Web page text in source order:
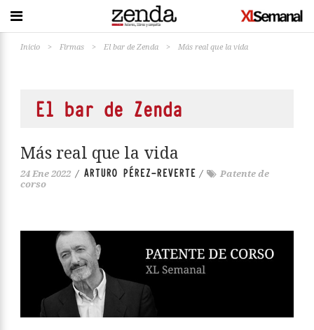
Inicio > Firmas > El bar de Zenda > Más real que la vida
El bar de Zenda
Más real que la vida
24 Ene 2022 / ARTURO PÉREZ-REVERTE /
Patente de
corso